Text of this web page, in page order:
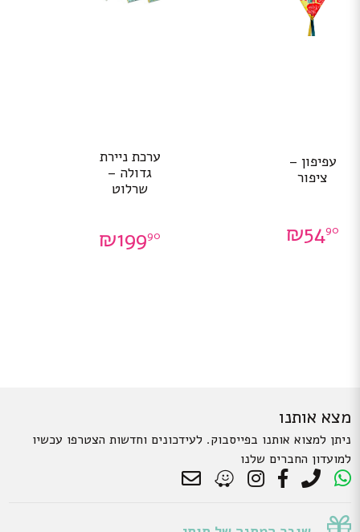
עפיפון –
ציפור
₪5490
ערכת ניירת
גדולה –
שרלוט
₪19990
מצא אותנו
ניתן למצוא אותנו בפייסבוק. לעידכונים וחדשות הצטרפו עכשיו
למועדון החברים שלנו